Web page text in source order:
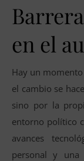
en el
Hay un
el cambio se
sino por la
entorno político
avances
personal y una